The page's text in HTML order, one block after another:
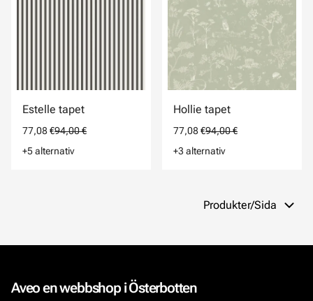
Estelle tapet
77,08 €94,00 €
+5 alternativ
Hollie tapet
77,08 €94,00 €
+3 alternativ
Produkter/Sida
Aveo en webbshop i Österbotten